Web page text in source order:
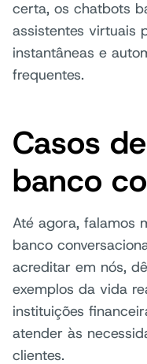
certa, os chatbots
assistentes virtuais
instantâneas e
frequentes.
Casos
banco
Até agora, falamos
banco
acreditar em nós,
exemplos da vida
instituições
atender às
clientes.